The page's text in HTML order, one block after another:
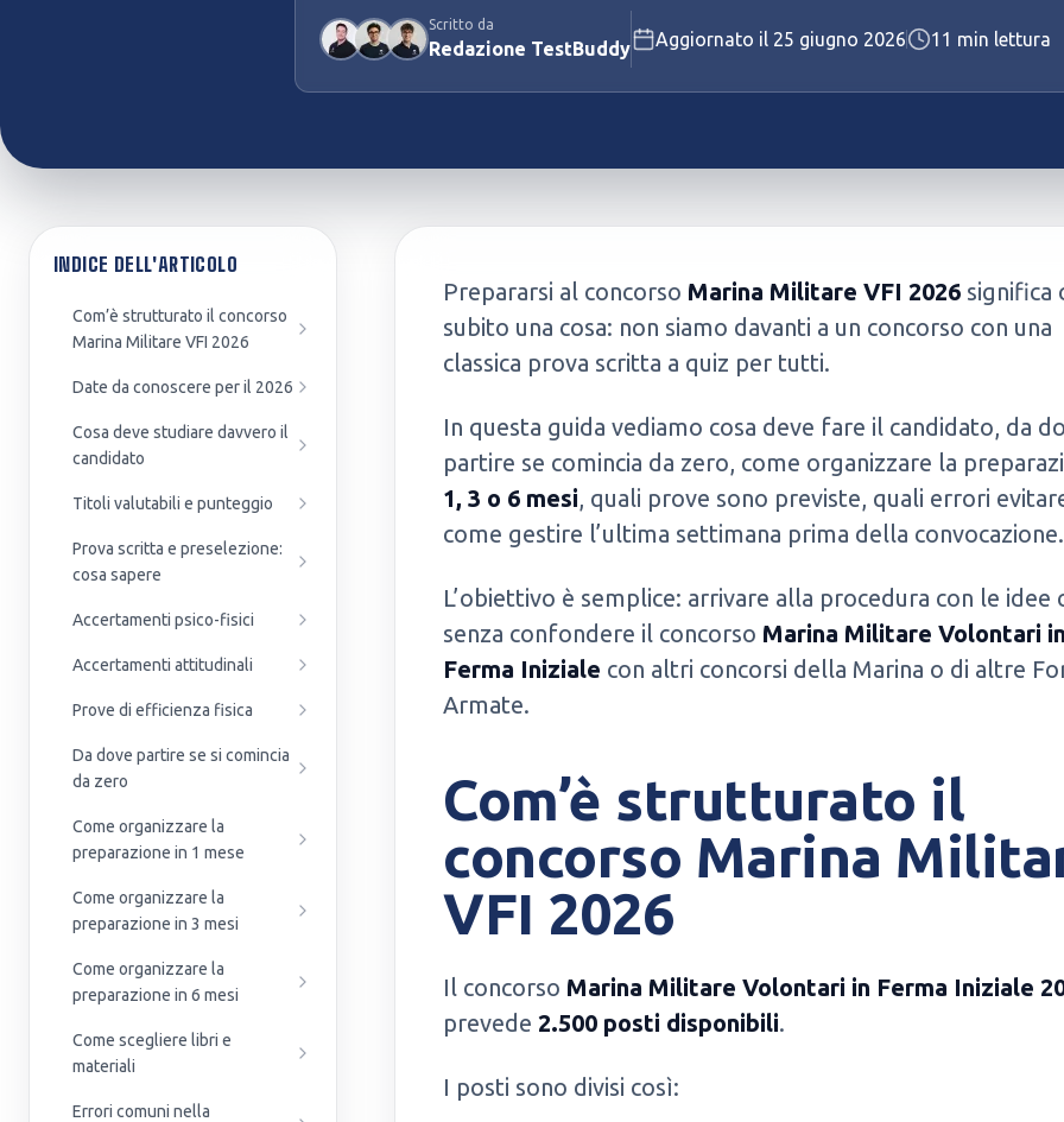
Test Professioni Sanitarie
Preparazione Concorsi
Enti, agenzie e amministrazioni
Polizia Penitenziaria
Vigili del Fuoco
Vedi tutti i concorsi disponibili
Scritto da
Redazione TestBuddy Aggiornato il 25 giugno 2026 11 min lettura
INDICE DELL'ARTICOLO
Com’è strutturato il concorso
Marina Militare VFI 2026
Date da conoscere per il 2026
Cosa deve studiare davvero il
candidato
Titoli valutabili e punteggio
Prova scritta e preselezione:
cosa sapere
Accertamenti psico-fisici
Accertamenti attitudinali
Prove di efficienza fisica
Da dove partire se si comincia
da zero
Come organizzare la
preparazione in 1 mese
Come organizzare la
preparazione in 3 mesi
Come organizzare la
preparazione in 6 mesi
Come scegliere libri e
materiali
Errori comuni nella
Prepararsi al concorso Marina Militare VFI 2026 significa
subito una cosa: non siamo davanti a un concorso con una
classica prova scritta a quiz per tutti.
In questa guida vediamo cosa deve fare il candidato, da
partire se comincia da zero, come organizzare la
1, 3 o 6 mesi, quali prove sono previste, quali errori
come gestire l’ultima settimana prima della convocazione.
L’obiettivo è semplice: arrivare alla procedura con le idee
senza confondere il concorso Marina Militare Volontari in
Ferma Iniziale con altri concorsi della Marina o di altre
Armate.
Com’è strutturato il
concorso Marina
VFI 2026
Il concorso Marina Militare Volontari in Ferma Iniziale
prevede 2.500 posti disponibili.
I posti sono divisi così: